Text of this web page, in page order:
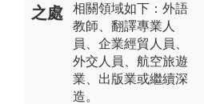
之處
相關領域如下：外語
教師、翻譯專業人
員、企業經貿人員、
外交人員、航空旅遊
業、出版業或繼續深
造。